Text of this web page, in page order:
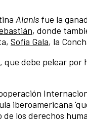
Alanis fue la
, donde
Sofía Gala, la
debe pelear por
iberoamericana
los derechos